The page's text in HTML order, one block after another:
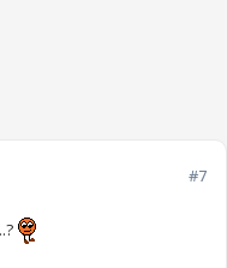
#7